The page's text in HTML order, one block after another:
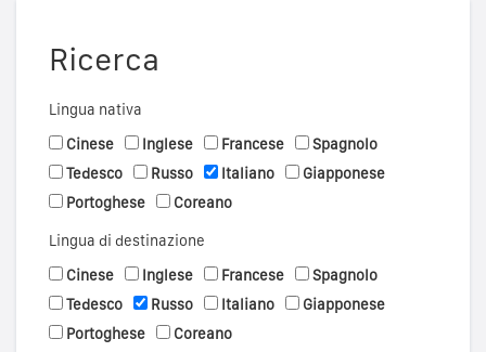
Ricerca
Lingua nativa
Cinese
Inglese Francese
Spagnolo
Tedesco
Russo Italiano
Giapponese
Portoghese
Coreano
Lingua di destinazione
Cinese
Inglese Francese
Spagnolo
Tedesco
Russo Italiano
Giapponese
Portoghese
Coreano